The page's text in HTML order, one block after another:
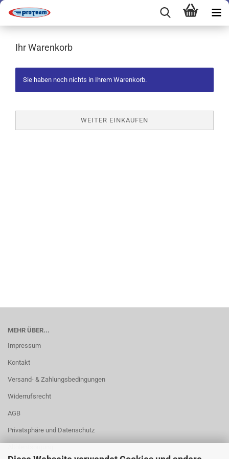
Ihr Warenkorb
Sie haben noch nichts in Ihrem Warenkorb.
WEITER EINKAUFEN
MEHR ÜBER...
Impressum
Kontakt
Versand- & Zahlungsbedingungen
Widerrufsrecht
AGB
Privatsphäre und Datenschutz